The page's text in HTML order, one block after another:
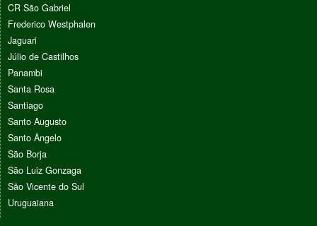
CR São Gabriel
Frederico Westphalen
Jaguari
Júlio de Castilhos
Panambi
Santa Rosa
Santiago
Santo Augusto
Santo Ângelo
São Borja
São Luiz Gonzaga
São Vicente do Sul
Uruguaiana